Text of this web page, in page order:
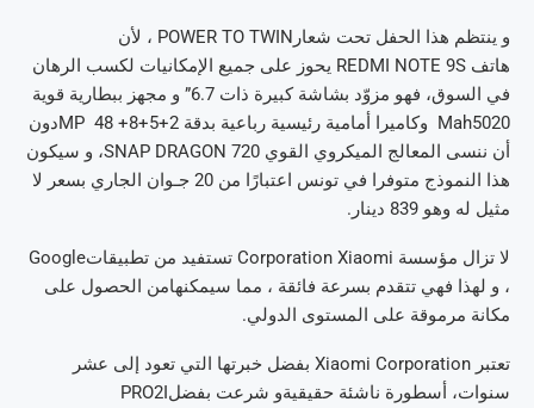
و ينتظم هذا الحفل تحت شعار POWER TO TWIN ، لأن
هاتف REDMI NOTE 9S يحوز على جميع الإمكانيات لكسب الرهان
في السوق، فهو مزوّد بشاشة كبيرة ذات 6.7” و مجهز ببطارية قوية
5020
Mah وكاميرا أمامية رئيسية رباعية بدقة 2+5+8+ 48 MPدون
أن ننسى المعالج الميكروي القوي SNAP DRAGON 720، و سيكون
هذا النموذج متوفرا في تونس اعتبارًا من 20 جـوان الجاري بسعر لا
مثيل له وهو 839 دينار
.
لا تزال مؤسسة Corporation Xiaomi تستفيد من تطبيقاتGoogle
، و لهذا فهي تتقدم بسرعة فائقة ، مما سيمكنهامن الحصول على
مكانة مرموقة على المستوى الدولي.
تعتبر Xiaomi Corporation بفضل خبرتها التي تعود إلى عشر
سنوات، أسطورة ناشئة حقيقيةو شرعت بفضلPRO2I